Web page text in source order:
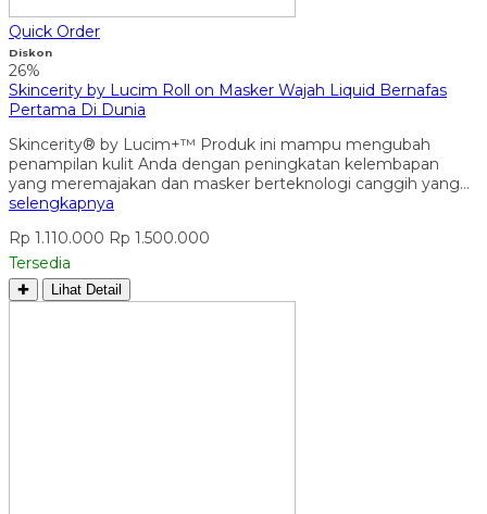
Quick Order
Diskon
26%
Skincerity by Lucim Roll on Masker Wajah Liquid Bernafas
Pertama Di Dunia
Skincerity® by Lucim+™ Produk ini mampu mengubah
penampilan kulit Anda dengan peningkatan kelembapan
yang meremajakan dan masker berteknologi canggih yang…
selengkapnya
Rp 1.110.000 Rp 1.500.000
Tersedia
✚ Lihat Detail